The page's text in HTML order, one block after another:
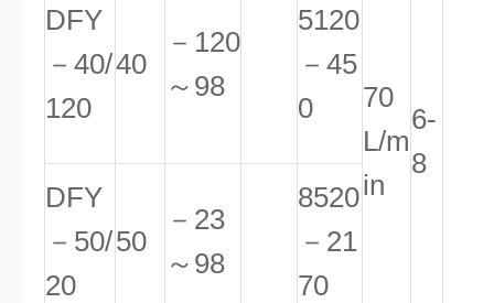
70
L/m
in
6-
8
DFY
－40/
120
40
－120
～98
5120
－45
0
DFY
－50/
20
50
－23
～98
8520
－21
70